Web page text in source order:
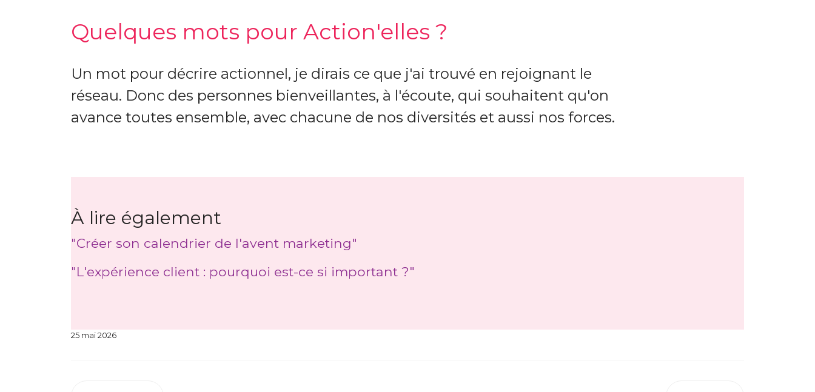
Quelques mots pour Action'elles ?
Un mot pour décrire actionnel, je dirais ce que j'ai trouvé en rejoignant le
réseau. Donc des personnes bienveillantes, à l'écoute, qui souhaitent qu'on
avance toutes ensemble, avec chacune de nos diversités et aussi nos forces.
À lire également
"Créer son calendrier de l'avent marketing"
"L'expérience client : pourquoi est-ce si important ?"
25 mai 2026